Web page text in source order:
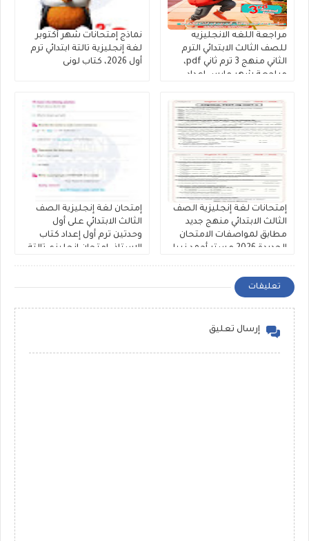
مراجعة اللغه الانجليزيه
للصف الثالث الابتدائي الترم
الثاني منهج 3 ترم ثاني pdf،
مراجعة شهر مارس إعداد
نماذج إمتحانات شهر أكتوبر
لغة إنجليزية تالتة ابتدائي ترم
أول 2026، كتاب لونى
إمتحانات لغة إنجليزية الصف
الثالث الابتدائي منهج جديد
مطابق لمواصفات الامتحان
الجديدة 2026 مستر أحمد نبيل
إمتحان لغة إنجليزية الصف
الثالث الابتدائي على أول
وحدتين ترم أول إعداد كتاب
الاستاذ، إمتحان إنجليزي تالتة
تعليقات
إرسال تعليق